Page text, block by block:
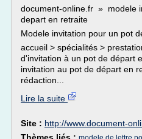
document-online.fr » modele
depart en retraite
Modele invitation pour un pot
accueil > spécialités >
d'invitation à un pot de départ
invitation au pot de départ en
rédaction...
Lire la suite
Site : http://www.document-